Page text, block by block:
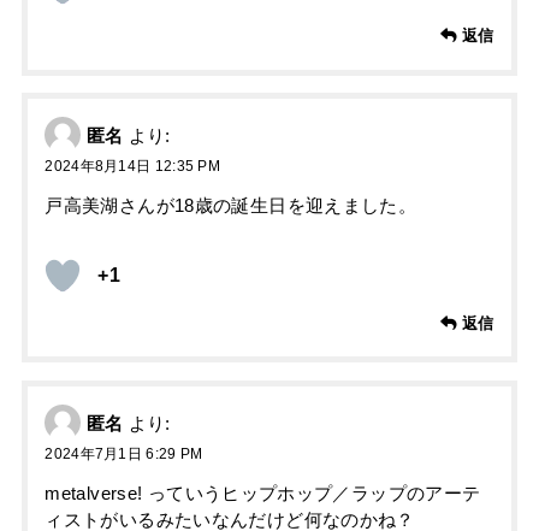
返信
匿名 より:
2024年8月14日 12:35 PM
戸高美湖さんが18歳の誕生日を迎えました。
+1
返信
匿名 より:
2024年7月1日 6:29 PM
metalverse! っていうヒップホップ／ラップのアーテ
ィストがいるみたいなんだけど何なのかね？